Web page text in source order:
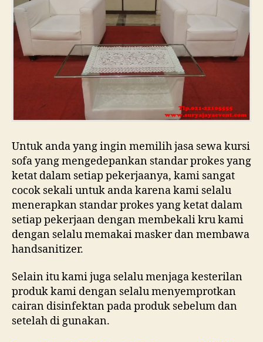
Untuk anda yang ingin memilih jasa sewa kursi
sofa yang mengedepankan standar prokes yang
ketat dalam setiap pekerjaanya, kami sangat
cocok sekali untuk anda karena kami selalu
menerapkan standar prokes yang ketat dalam
setiap pekerjaan dengan membekali kru kami
dengan selalu memakai masker dan membawa
handsanitizer.
Selain itu kami juga selalu menjaga kesterilan
produk kami dengan selalu menyemprotkan
cairan disinfektan pada produk sebelum dan
setelah di gunakan.